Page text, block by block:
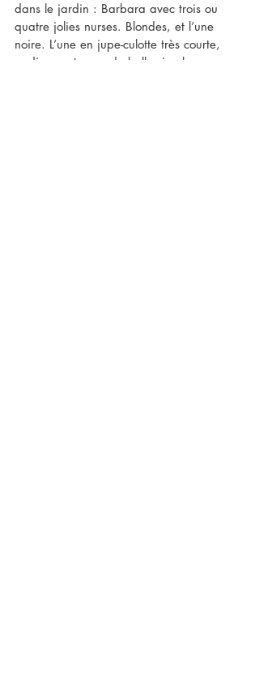
dans le jardin : Barbara avec trois ou
quatre jolies nurses. Blondes, et l’une
noire. L’une en jupe-culotte très courte,
pudique, et avec de belles jambes